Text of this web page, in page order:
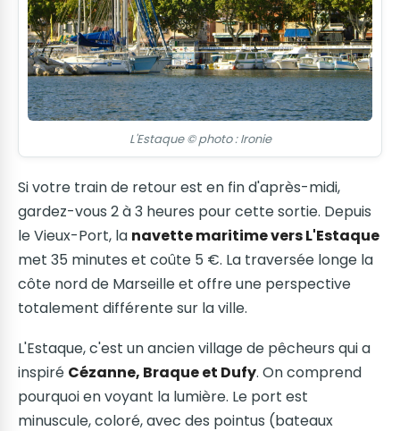
L'Estaque © photo : Ironie
Si votre train de retour est en fin d'après-midi,
gardez-vous 2 à 3 heures pour cette sortie. Depuis
le Vieux-Port, la navette maritime vers L'Estaque
met 35 minutes et coûte 5 €. La traversée longe la
côte nord de Marseille et offre une perspective
totalement différente sur la ville.
L'Estaque, c'est un ancien village de pêcheurs qui a
inspiré Cézanne, Braque et Dufy. On comprend
pourquoi en voyant la lumière. Le port est
minuscule, coloré, avec des pointus (bateaux